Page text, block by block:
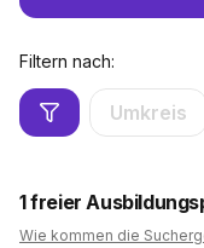
Filtern nach:
Umkreis
1freier
Wie kommen die